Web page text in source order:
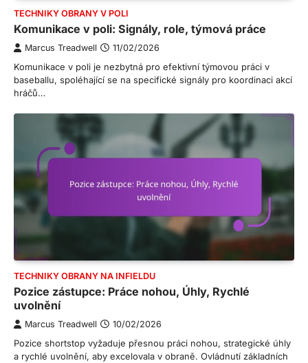
TECHNIKY OBRANY V POLI
Komunikace v poli: Signály, role, týmová práce
Marcus Treadwell 11/02/2026
Komunikace v poli je nezbytná pro efektivní týmovou práci v
baseballu, spoléhající se na specifické signály pro koordinaci akcí
hráčů…
TECHNIKY OBRANY NA INFIELDU
Pozice zástupce: Práce nohou, Úhly, Rychlé
uvolnění
Marcus Treadwell 10/02/2026
Pozice shortstop vyžaduje přesnou práci nohou, strategické úhly
a rychlé uvolnění, aby excelovala v obraně. Ovládnutí základních